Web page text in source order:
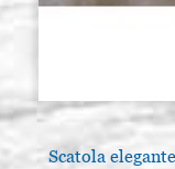
Scatola